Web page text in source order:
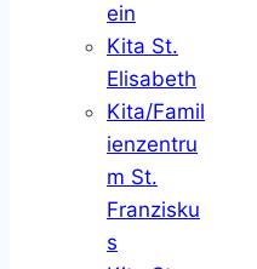
ein
Kita St.
Elisabeth
Kita/Famil
ienzentru
m St.
Franzisku
s